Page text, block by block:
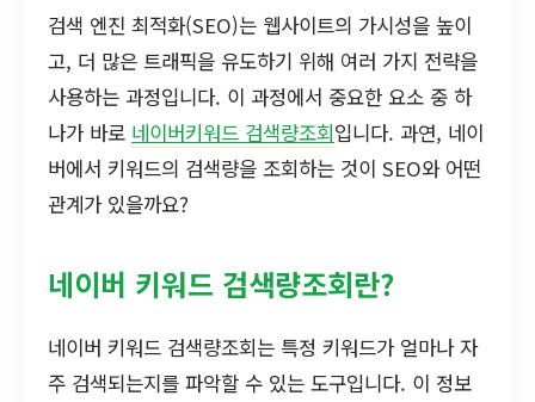
검색 엔진 최적화(SEO)는 웹사이트의 가시성을 높이
고, 더 많은 트래픽을 유도하기 위해 여러 가지 전략을
사용하는 과정입니다. 이 과정에서 중요한 요소 중 하
나가 바로 네이버키워드 검색량조회입니다. 과연, 네이
버에서 키워드의 검색량을 조회하는 것이 SEO와 어떤
관계가 있을까요?
네이버 키워드 검색량조회란?
네이버 키워드 검색량조회는 특정 키워드가 얼마나 자
주 검색되는지를 파악할 수 있는 도구입니다. 이 정보